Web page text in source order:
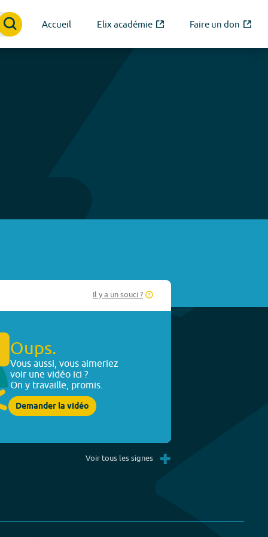
Accueil Elix académie Faire un don
Il y a un souci ?
Oups.
Vous aussi, vous aimeriez
voir une vidéo ici ?
On y travaille, promis.
Demander la vidéo
Voir tous les signes +